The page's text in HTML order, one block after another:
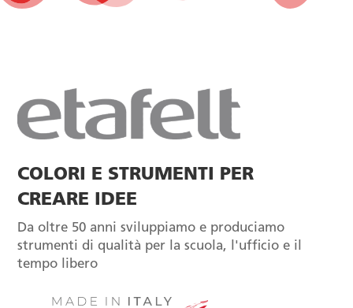
COLORI E STRUMENTI PER
CREARE IDEE
Da oltre 50 anni sviluppiamo e produciamo
strumenti di qualità per la scuola, l'ufficio e il
tempo libero